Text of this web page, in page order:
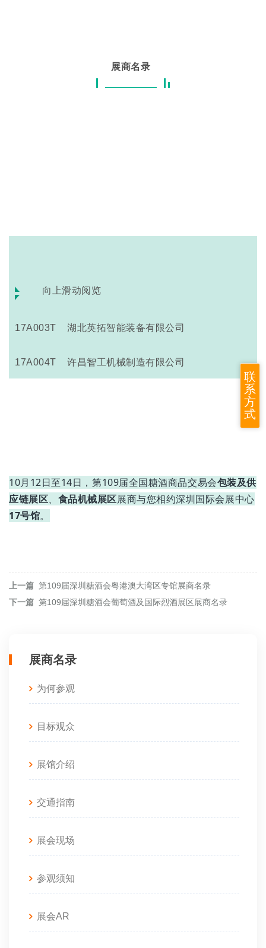
展商名录
向上滑动阅览
17A003T 湖北英拓智能装备有限公司
17A004T 许昌智工机械制造有限公司
17A015T 山东天泰啤酒设备有限公司
10月12日至14日，第109届全国糖酒商品交易会包装及供
应链展区、 食品机械展区展商与您相约深圳国际会展中心
17号馆。
上一篇 第109届深圳糖酒会粤港澳大湾区专馆展商名录
下一篇 第109届深圳糖酒会葡萄酒及国际烈酒展区展商名录
展商名录
为何参观
目标观众
展馆介绍
交通指南
展会现场
参观须知
展会AR
联
系
方
式